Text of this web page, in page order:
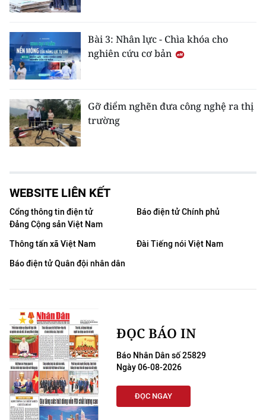
Bài 3: Nhân lực - Chìa khóa cho
nghiên cứu cơ bản
Gỡ điểm nghẽn đưa công nghệ ra thị
trường
WEBSITE LIÊN KẾT
Cổng thông tin điện tử
Đảng Cộng sản Việt Nam
Báo điện tử Chính phủ
Thông tấn xã Việt Nam
Đài Tiếng nói Việt Nam
Báo điện tử Quân đội nhân dân
ĐỌC BÁO IN
Báo Nhân Dân số 25829
Ngày 06-08-2026
ĐỌC NGAY